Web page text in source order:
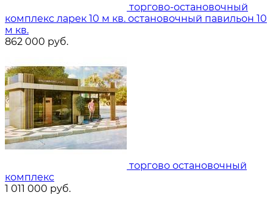
торгово-остановочный
комплекс ларек 10 м кв. остановочный павильон 10
м кв.
862 000 руб.
торгово остановочный
комплекс
1 011 000 руб.